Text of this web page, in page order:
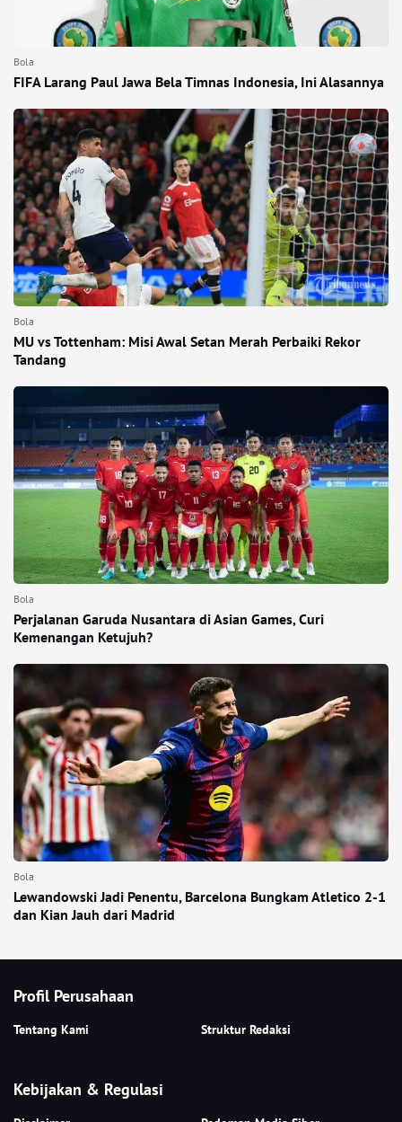
Bola
FIFA Larang Paul Jawa Bela Timnas Indonesia, Ini Alasannya
Bola
MU vs Tottenham: Misi Awal Setan Merah Perbaiki Rekor
Tandang
Bola
Perjalanan Garuda Nusantara di Asian Games, Curi
Kemenangan Ketujuh?
Bola
Lewandowski Jadi Penentu, Barcelona Bungkam Atletico 2-1
dan Kian Jauh dari Madrid
Profil Perusahaan
Tentang Kami Struktur Redaksi
Kebijakan & Regulasi